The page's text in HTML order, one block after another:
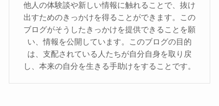
他人の体験談や新しい情報に触れることで、抜け
出すためのきっかけを得ることができます。この
ブログがそうしたきっかけを提供できることを願
い、情報を公開しています。このブログの目的
は、支配されている人たちが自分自身を取り戻
し、本来の自分を生きる手助けをすることです。